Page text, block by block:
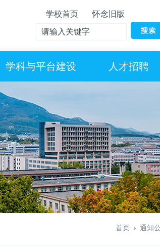
学校首页 怀念旧版
学科与平台建设 人才招聘
首页 通知